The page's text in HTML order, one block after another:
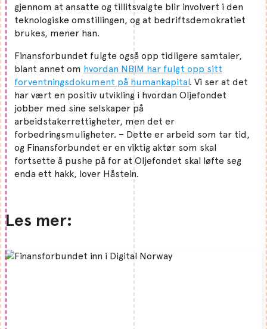
gjennom at ansatte og tillitsvalgte blir involvert i den
teknologiske omstillingen, og at bedriftsdemokratiet
brukes, mener han.
Finansforbundet fulgte også opp tidligere samtaler,
blant annet om hvordan NBIM har fulgt opp sitt
forventningsdokument på humankapital. Vi ser at det
har vært en positiv utvikling i hvordan Oljefondet
jobber med sine selskaper på
arbeidstakerrettigheter, men det er
forbedringsmuligheter. – Dette er arbeid som tar tid,
og Finansforbundet er en viktig aktør som skal
fortsette å pushe på for at Oljefondet skal løfte seg
enda ett hakk, lover Håstein.
Les mer: